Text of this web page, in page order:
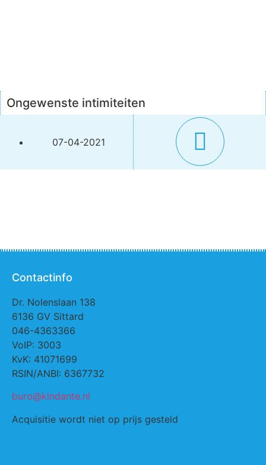
Ongewenste intimiteiten
07-04-2021
Contactinfo
Dr. Nolenslaan 138
6136 GV Sittard
046-4363366
VoIP: 3003
KvK: 41071699
RSIN/ANBI: 6367732
buro@kindante.nl
Acquisitie wordt niet op prijs gesteld